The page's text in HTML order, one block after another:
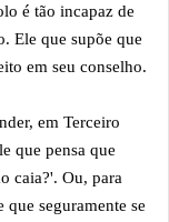
é tão incapaz de
Ele que supõe que
em seu conselho.
em Terceiro
que pensa que
caia?'. Ou, para
seguramente se